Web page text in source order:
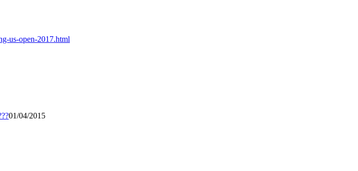
us-open-2017.html
01/04/2015